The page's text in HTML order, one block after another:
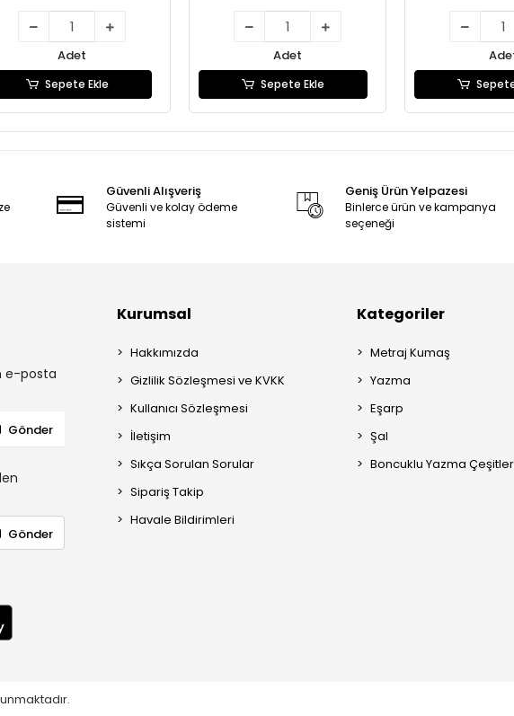
Adet
Sepete Ekle
Adet
Sepete Ekle
Güvenli Alışveriş
Güvenli ve kolay ödeme
sistemi
Geniş Ürün Yelpazesi
Binlerce ürün ve kampanya
seçeneği
e-posta
Gönder
Gönder
Kurumsal
Hakkımızda
Gizlilik Sözleşmesi ve KVKK
Kullanıcı Sözleşmesi
İletişim
Sıkça Sorulan Sorular
Sipariş Takip
Havale Bildirimleri
Kategoriler
Metraj Kumaş
Yazma
Eşarp
Şal
Boncuklu Yazma